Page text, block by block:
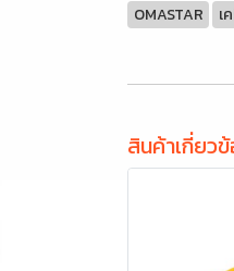
OMASTAR เ
สินค้าเกี่ยว